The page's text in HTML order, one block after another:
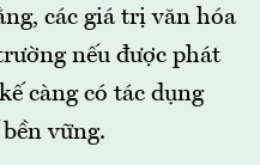
các giá trị văn hóa
nếu được phát
càng có tác dụng
vững.